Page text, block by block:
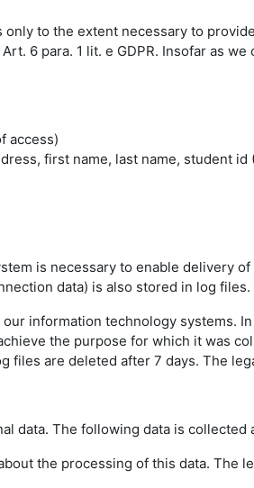
to the extent necessary to
6 para. 1 lit. e GDPR. Insofar as
access)
first name, last name, student id
is necessary to enable delivery
data) is also stored in log files.
information technology systems.
the purpose for which it was
are deleted after 7 days. The
data. The following data is
the processing of this data. The